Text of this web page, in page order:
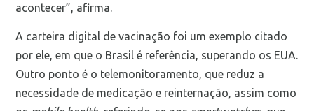
acontecer”, afirma.
A carteira digital de vacinação foi um exemplo citado
por ele, em que o Brasil é referência, superando os EUA.
Outro ponto é o telemonitoramento, que reduz a
necessidade de medicação e reinternação, assim como